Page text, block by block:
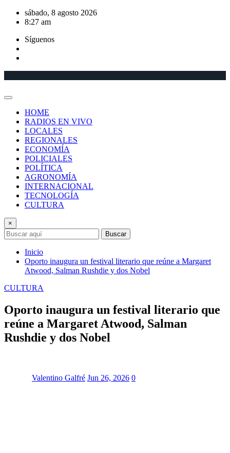
Saltar
sábado, 8 agosto 2026
8:27 am
Síguenos
HOME
RADIOS EN VIVO
LOCALES
REGIONALES
ECONOMÍA
POLICIALES
POLÍTICA
AGRONOMÍA
INTERNACIONAL
TECNOLOGÍA
CULTURA
×
Buscar
Inicio
Oporto inaugura un festival literario que reúne a Margaret
Atwood, Salman Rushdie y dos Nobel
CULTURA
Oporto inaugura un festival literario que
reúne a Margaret Atwood, Salman
Rushdie y dos Nobel
Valentino Galfré Jun 26, 2026 0